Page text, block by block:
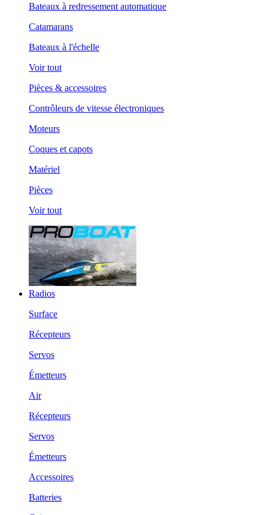
Bateaux à redressement automatique
Catamarans
Bateaux à l'échelle
Voir tout
Pièces & accessoires
Contrôleurs de vitesse électroniques
Moteurs
Coques et capots
Matériel
Pièces
Voir tout
Radios
Surface
Récepteurs
Servos
Émetteurs
Air
Récepteurs
Servos
Émetteurs
Accessoires
Batteries